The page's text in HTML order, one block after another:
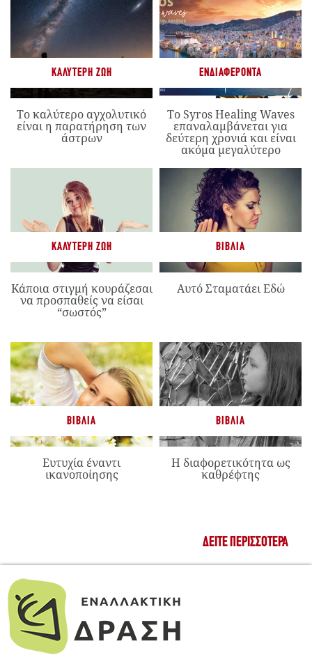
ΚΑΛΎΤΕΡΗ ΖΩΉ
Το καλύτερο αγχολυτικό
είναι η παρατήρηση των
άστρων
ΕΝΔΙΑΦΈΡΟΝΤΑ
Το Syros Healing Waves
επαναλαμβάνεται για
δεύτερη χρονιά και είναι
ακόμα μεγαλύτερο
ΚΑΛΎΤΕΡΗ ΖΩΉ
Κάποια στιγμή κουράζεσαι
να προσπαθείς να είσαι
“σωστός”
ΒΙΒΛΊΑ
Αυτό Σταματάει Εδώ
ΒΙΒΛΊΑ
Ευτυχία έναντι
ικανοποίησης
ΒΙΒΛΊΑ
Η διαφορετικότητα ως
καθρέφτης
ΔΕΊΤΕ ΠΕΡΙΣΣΌΤΕΡΑ